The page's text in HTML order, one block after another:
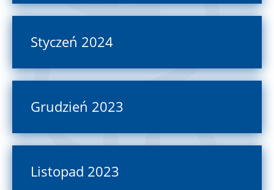
Styczeń 2024
Grudzień 2023
Listopad 2023